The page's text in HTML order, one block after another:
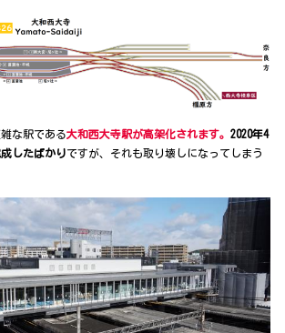
な駅である大和西大寺駅が高架化されます。 2020年4
したばかりですが、それも取り壊しになってしまう